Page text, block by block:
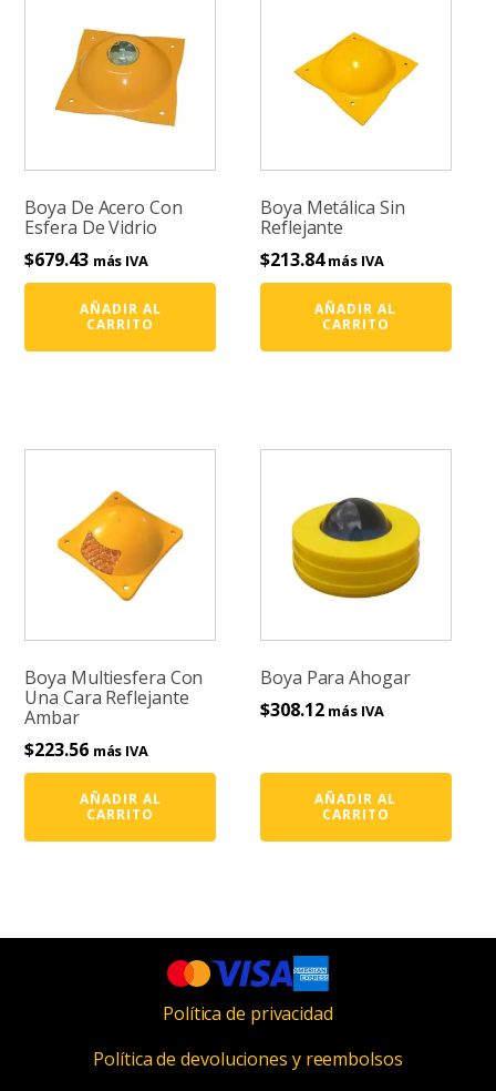
Boya De Acero Con
Esfera De Vidrio
$679.43 más IVA
AÑADIR AL
CARRITO
Boya Metálica Sin
Reflejante
$213.84 más IVA
AÑADIR AL
CARRITO
Boya Multiesfera Con
Una Cara Reflejante
Ambar
$223.56 más IVA
AÑADIR AL
CARRITO
Boya Para Ahogar
$308.12 más IVA
AÑADIR AL
CARRITO
Política de privacidad
Política de devoluciones y reembolsos